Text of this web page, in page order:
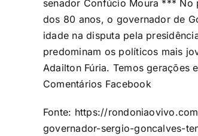
senador Confúcio Moura *** No
dos 80 anos, o governador de
idade na disputa pela
predominam os políticos mais
Adailton Fúria. Temos gerações
Comentários Facebook
Fonte: https://
governador-sergio-goncalves-